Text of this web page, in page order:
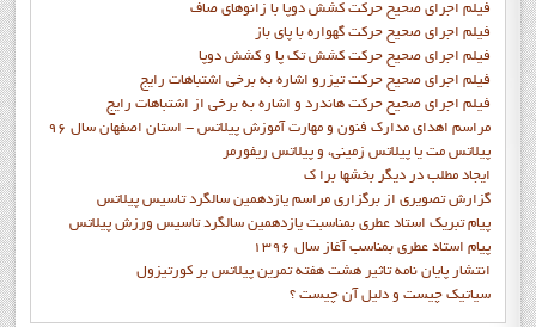
فيلم اجراي صحيح حرکت كشش دوپا با زانوهاي صاف
فيلم اجراي صحيح حرکت گهواره با پاي باز
فيلم اجراي صحيح حرکت کشش تک پا و کشش دوپا
فيلم اجراي صحيح حرکت تيزرو اشاره به برخي اشتباهات رايج
فيلم اجراي صحيح حرکت هاندرد و اشاره به برخي از اشتباهات رايج
مراسم اهدای مدارک فنون و مهارت آموزش پیلاتس - استان اصفهان سال 96
پیلاتس مت یا پیلاتس زمینی، و پیلاتس ریفورمر
ايجاد مطلب در ديگر بخشها برا ک
گزارش تصويري از برگزاري مراسم يازدهمين سالگرد تاسيس پيلاتس
پيام تبريک استاد عطري بمناسبت يازدهمين سالگرد تاسيس ورزش پيلاتس
پيام استاد عطري بمناسب آغاز سال 1396
انتشار پايان نامه تاثیر هشت هفته تمرین پیلاتس بر کورتیزول
سیاتیک چیست و دلیل آن چیست ؟